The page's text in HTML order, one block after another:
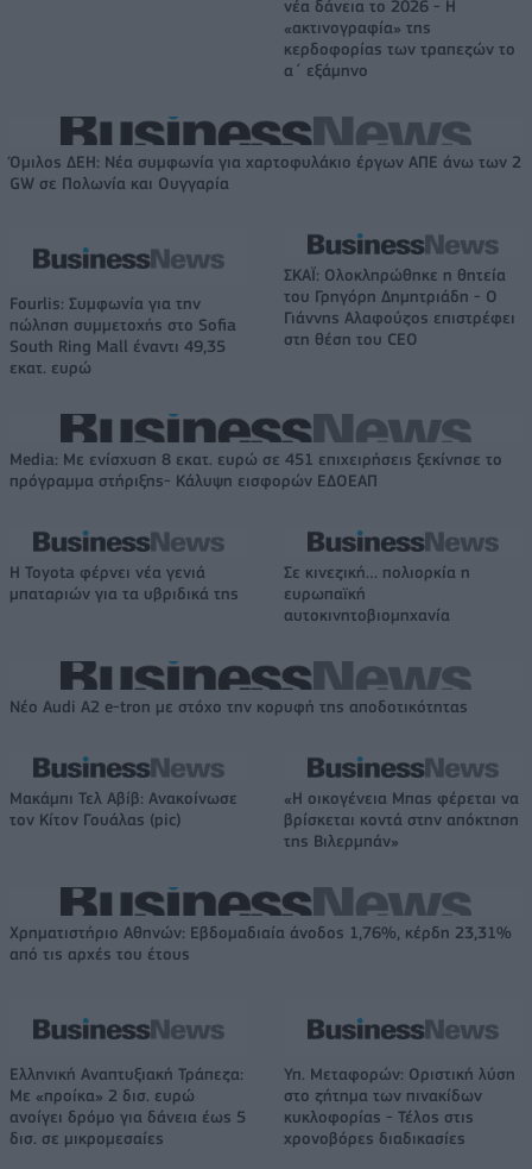
νέα δάνεια το 2026 - Η
«ακτινογραφία» της
κερδοφορίας των τραπεζών το
α΄ εξάμηνο
Όμιλος ΔΕΗ: Νέα συμφωνία για χαρτοφυλάκιο έργων ΑΠΕ άνω των 2
GW σε Πολωνία και Ουγγαρία
Fourlis: Συμφωνία για την
πώληση συμμετοχής στο Sofia
South Ring Mall έναντι 49,35
εκατ. ευρώ
ΣΚΑΪ: Ολοκληρώθηκε η θητεία
του Γρηγόρη Δημητριάδη - Ο
Γιάννης Αλαφούζος επιστρέφει
στη θέση του CEO
Media: Με ενίσχυση 8 εκατ. ευρώ σε 451 επιχειρήσεις ξεκίνησε το
πρόγραμμα στήριξης- Κάλυψη εισφορών ΕΔΟΕΑΠ
Η Toyota φέρνει νέα γενιά
μπαταριών για τα υβριδικά της
Σε κινεζική… πολιορκία η
ευρωπαϊκή
αυτοκινητοβιομηχανία
Νέο Audi A2 e-tron με στόχο την κορυφή της αποδοτικότητας
Μακάμπι Τελ Αβίβ: Ανακοίνωσε
τον Κίτον Γουάλας (pic)
«Η οικογένεια Μπας φέρεται να
βρίσκεται κοντά στην απόκτηση
της Βιλερμπάν»
Χρηματιστήριο Αθηνών: Εβδομαδιαία άνοδος 1,76%, κέρδη 23,31%
από τις αρχές του έτους
Ελληνική Αναπτυξιακή Τράπεζα:
Με «προίκα» 2 δισ. ευρώ
ανοίγει δρόμο για δάνεια έως 5
δισ. σε μικρομεσαίες
Υπ. Μεταφορών: Οριστική λύση
στο ζήτημα των πινακίδων
κυκλοφορίας - Τέλος στις
χρονοβόρες διαδικασίες